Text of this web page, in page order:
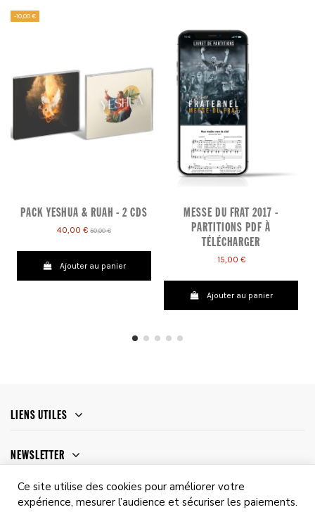
-10,00 €
PACK YESHUA & RUAH - 2 CDS
40,00 € 50,00 €
Ajouter au panier
MESSE DU FRAT 2017 -
PARTITIONS PDF À
TÉLÉCHARGER
15,00 €
Ajouter au panier
LIENS UTILES
NEWSLETTER
Ce site utilise des cookies pour améliorer votre
expérience, mesurer l’audience et sécuriser les paiements.